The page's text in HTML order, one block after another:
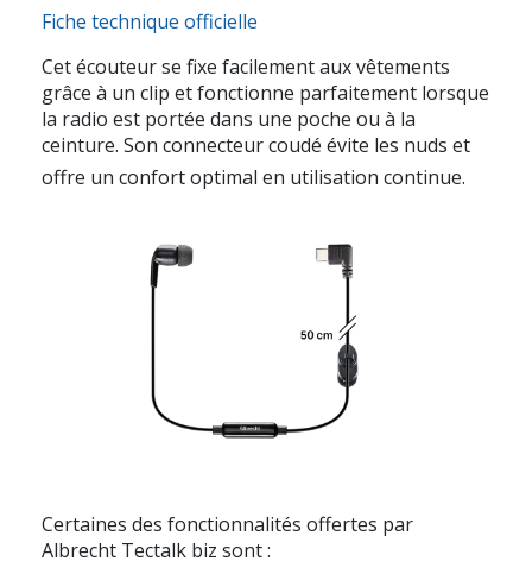
Fiche technique officielle
Cet écouteur se fixe facilement aux vêtements
grâce à un clip et fonctionne parfaitement lorsque
la radio est portée dans une poche ou à la
ceinture. Son connecteur coudé évite les nuds et
offre un confort optimal en utilisation continue.
Certaines des fonctionnalités offertes par
Albrecht Tectalk biz sont :